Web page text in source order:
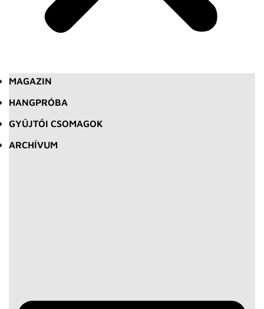
MAGAZIN
HANGPRÓBA
GYŰJTŐI CSOMAGOK
ARCHÍVUM